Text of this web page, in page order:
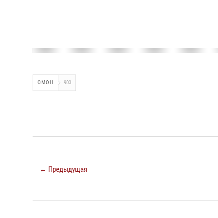
ОМОН 903
← Предыдущая